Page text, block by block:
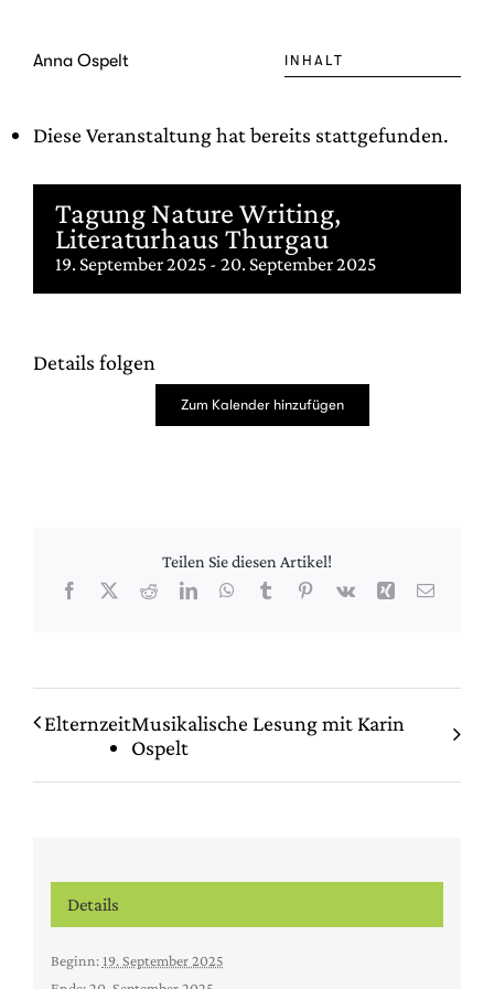
springen
Anna Ospelt INHALT
Diese Veranstaltung hat bereits stattgefunden.
Tagung Nature Writing,
Literaturhaus Thurgau
19. September 2025 - 20. September 2025
Details folgen
Zum Kalender hinzufügen
Teilen Sie diesen Artikel!
Facebook
X RedditLinkedInWhatsApp
TumblrPinterest
Vk Xing E-
ElternzeitMusikalische Lesung mit Karin
Ospelt
Details
Beginn: 19. September 2025